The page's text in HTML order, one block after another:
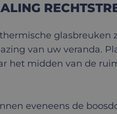
glasbreuken
van uw veranda.
het midden van de
eveneens de